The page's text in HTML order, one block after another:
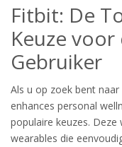
Fitbit: De
Keuze
Gebruiker
Als u op zoek bent
enhances personal
populaire keuzes.
wearables die